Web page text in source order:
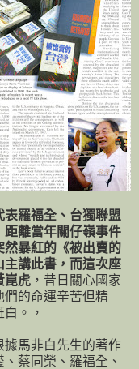
羅福全、台獨聯盟
距離當年關仔嶺事件
然暴紅的《被出賣的
主講此書，而這次座
崑虎 ，昔日關心國家
們的命運辛苦但精
。
，
據馬非白先生的著作
蔡同榮、羅福全、